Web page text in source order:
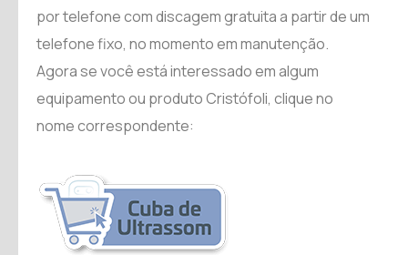
por telefone com discagem gratuita a partir de um
telefone fixo, no momento em manutenção.
Agora se você está interessado em algum
equipamento ou produto Cristófoli, clique no
nome correspondente: